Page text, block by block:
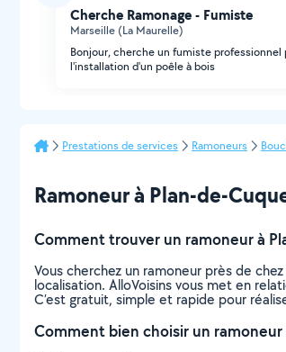
Cherche Ramonage - Fumiste
Marseille (La Maurelle)
Bonjour, cherche un fumiste professionnel
l'installation d'un poêle à bois
Prestations de services Ramoneurs
Ramoneur à Plan-de-
Comment trouver un ramoneur à
Vous cherchez un ramoneur près de
localisation. AlloVoisins vous met en
C’est gratuit, simple et rapide pour
Comment bien choisir un ramoneur